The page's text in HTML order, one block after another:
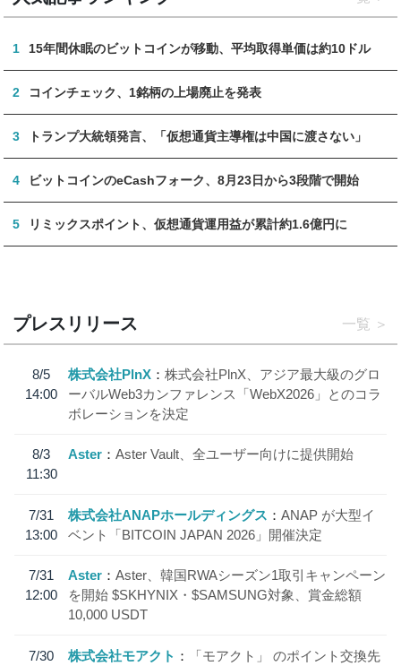
1 15年間休眠のビットコインが移動、平均取得単価は約10ドル
2 コインチェック、1銘柄の上場廃止を発表
3 トランプ大統領発言、「仮想通貨主導権は中国に渡さない」
4 ビットコインのeCashフォーク、8月23日から3段階で開始
5 リミックスポイント、仮想通貨運用益が累計約1.6億円に
プレスリリース 一覧
8/5
14:00
株式会社PlnX
株式会社PlnX、アジア最大級のグロ
ーバルWeb3カンファレンス「WebX2026」とのコラ
ボレーションを決定
8/3
11:30
Aster Aster Vault、全ユーザー向けに提供開始
7/31
13:00
株式会社ANAPホールディングス
ANAP が大型イ
ベント「BITCOIN JAPAN 2026」開催決定
7/31
12:00
Aster
Aster、韓国RWAシーズン1取引キャンペーン
を開始 $SKHYNIX・$SAMSUNG対象、賞金総額
10,000 USDT
7/30
株式会社モアクト
「モアクト」 のポイント交換先